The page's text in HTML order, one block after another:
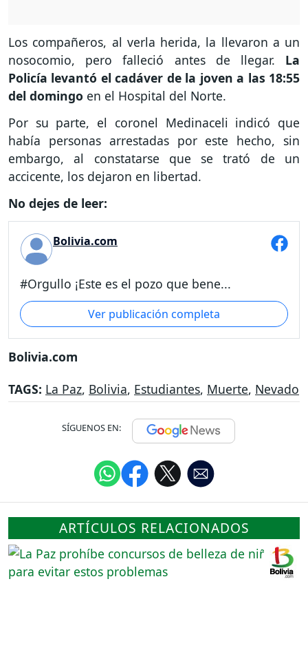
Los compañeros, al verla herida, la llevaron a un
nosocomio, pero falleció antes de llegar. La
Policía levantó el cadáver de la joven a las 18:55
del domingo en el Hospital del Norte.
Por su parte, el coronel Medinaceli indicó que
había personas arrestadas por este hecho, sin
embargo, al constatarse que se trató de un
accicente, los dejaron en libertad.
No dejes de leer:
Bolivia.com
#Orgullo ¡Este es el pozo que bene...
Ver publicación completa
Bolivia.com
TAGS: La Paz, Bolivia, Estudiantes, Muerte, Nevado
SÍGUENOS EN:
ARTÍCULOS RELACIONADOS